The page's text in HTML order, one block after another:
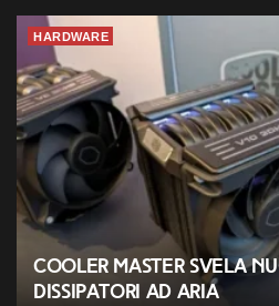
HARDWARE
Cooler Master svela
dissipatori ad aria